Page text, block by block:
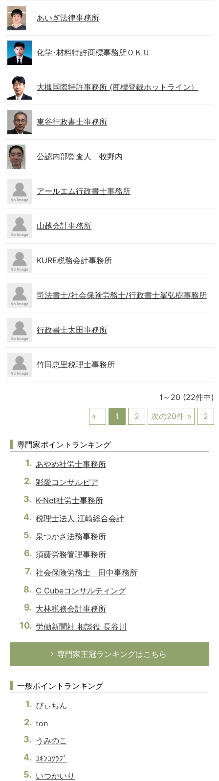
あいぎ法律事務所
化学･材料特許商標事務所ＯＫＵ
大槻国際特許事務所 (商標登録ホットライン）
東谷行政書士事務所
公認内部監査人 牧野内
アールエム行政書士事務所
山越会計事務所
KURE税務会計事務所
司法書士/社会保険労務士/行政書士峯弘樹事務所
行政書士太田事務所
竹田恵里税理士事務所
1～20 (22件中)
1
2 次の20件 2
専門家ポイントランキング
あやめ社労士事務所
彩愛コンサルピア
K-Net社労士事務所
税理士法人 江崎総合会計
泉つかさ法務事務所
須藤労務管理事務所
社会保険労務士 田中事務所
C Cubeコンサルティング
大林税務会計事務所
労働新聞社 相談役 長谷川
専門家王冠ランキングはこちら
一般ポイントランキング
ぴぃちん
ton
うみのこ
ﾕｷﾝｺｸﾗﾌﾞ
いつかいり